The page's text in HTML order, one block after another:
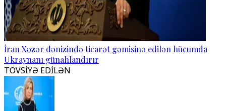
İran Xəzər dənizində ticarət gəmisinə edilən hücumda
Ukraynanı günahlandırır
TÖVSİYƏ EDİLƏN